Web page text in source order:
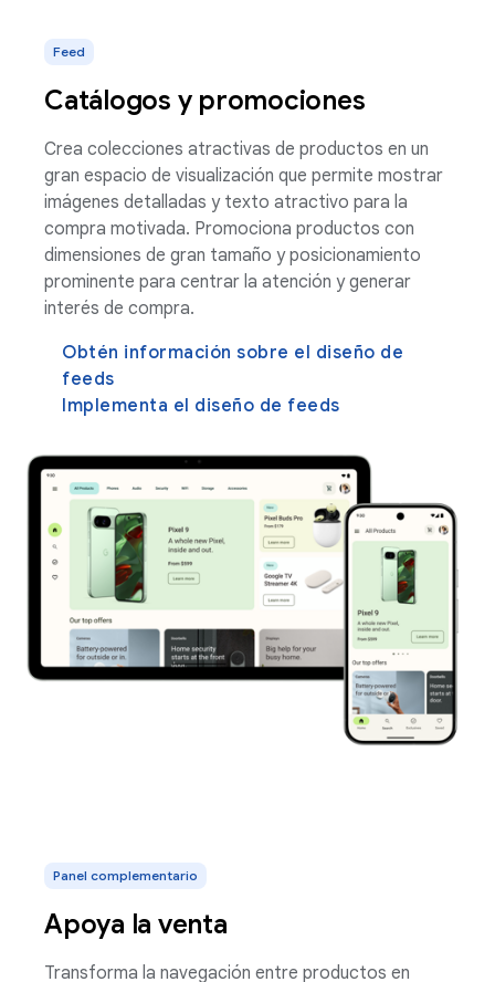
Feed
Catálogos y promociones
Crea colecciones atractivas de productos en un
gran espacio de visualización que permite mostrar
imágenes detalladas y texto atractivo para la
compra motivada. Promociona productos con
dimensiones de gran tamaño y posicionamiento
prominente para centrar la atención y generar
interés de compra.
Obtén información sobre el diseño de
feeds
Implementa el diseño de feeds
Panel complementario
Apoya la venta
Transforma la navegación entre productos en